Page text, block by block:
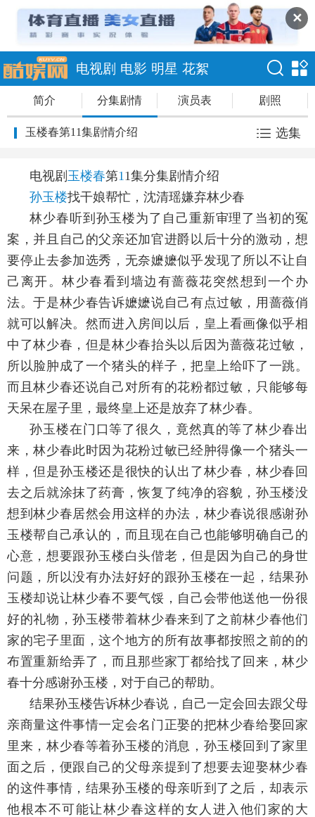
✕
电视剧 电影 明星 花絮
简介 分集剧情 演员表 剧照
玉楼春第11集剧情介绍 选集
电视剧 玉楼春第1 1集分集剧情介绍
孙玉楼找干娘帮忙，沈清瑶嫌弃林少春
林少春听到孙玉楼为了自己重新审理了当初的冤
案，并且自己的父亲还加官进爵以后十分的激动，想
要停止去参加选秀，无奈嬷嬷似乎发现了所以不让自
己离开。林少春看到墙边有蔷薇花突然想到一个办
法。于是林少春告诉嬷嬷说自己有点过敏，用蔷薇俏
就可以解决。然而进入房间以后，皇上看画像似乎相
中了林少春，但是林少春抬头以后因为蔷薇花过敏，
所以脸肿成了一个猪头的样子，把皇上给吓了一跳。
而且林少春还说自己对所有的花粉都过敏，只能够每
天呆在屋子里，最终皇上还是放弃了林少春。
孙玉楼在门口等了很久，竟然真的等了林少春出
来，林少春此时因为花粉过敏已经肿得像一个猪头一
样，但是孙玉楼还是很快的认出了林少春，林少春回
去之后就涂抹了药膏，恢复了纯净的容貌，孙玉楼没
想到林少春居然会用这样的办法，林少春说很感谢孙
玉楼帮自己承认的，而且现在自己也能够明确自己的
心意，想要跟孙玉楼白头偕老，但是因为自己的身世
问题，所以没有办法好好的跟孙玉楼在一起，结果孙
玉楼却说让林少春不要气馁，自己会带他送他一份很
好的礼物，孙玉楼带着林少春来到了之前林少春他们
家的宅子里面，这个地方的所有故事都按照之前的的
布置重新给弄了，而且那些家丁都给找了回来，林少
春十分感谢孙玉楼，对于自己的帮助。
结果孙玉楼告诉林少春说，自己一定会回去跟父母
亲商量这件事情一定会名门正娶的把林少春给娶回家
里来，林少春等着孙玉楼的消息，孙玉楼回到了家里
面之后，便跟自己的父母亲提到了想要去迎娶林少春
的这件事情，结果孙玉楼的母亲听到了之后，却表示
他根本不可能让林少春这样的女人进入他们家的大